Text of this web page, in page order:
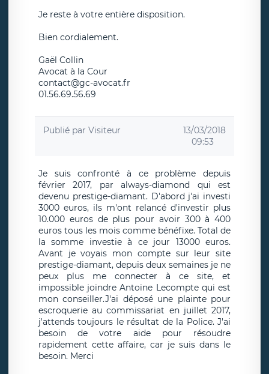
Je reste à votre entière disposition.
Bien cordialement.
Gaël Collin
Avocat à la Cour
contact@gc-avocat.fr
01.56.69.56.69
Publié par Visiteur
13/03/2018
09:53
Je suis confronté à ce problème depuis
février 2017, par always-diamond qui est
devenu prestige-diamant. D'abord j'ai investi
3000 euros, ils m'ont relancé d'investir plus
10.000 euros de plus pour avoir 300 à 400
euros tous les mois comme bénéfixe. Total de
la somme investie à ce jour 13000 euros.
Avant je voyais mon compte sur leur site
prestige-diamant, depuis deux semaines je ne
peux plus me connecter à ce site, et
impossible joindre Antoine Lecompte qui est
mon conseiller.J'ai déposé une plainte pour
escroquerie au commissariat en juillet 2017,
j'attends toujours le résultat de la Police. J'ai
besoin de votre aide pour résoudre
rapidement cette affaire, car je suis dans le
besoin. Merci